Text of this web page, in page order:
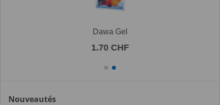
Dawa Gel
1.70 CHF
Nouveautés